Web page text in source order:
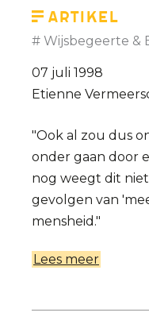
Artikel
Wijsbegeerte &
07 juli 1998
Etienne
"Ook al zou dus
onder gaan door
nog weegt dit
gevolgen van
mensheid."
Lees meer